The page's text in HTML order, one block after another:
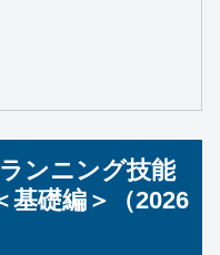
ンニング技能
礎編＞（2026